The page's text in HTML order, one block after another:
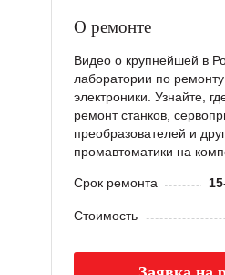
О ремонте
Видео о крупнейшей в
лаборатории по
электроники. Узнайте,
ремонт станков,
преобразователей и
промавтоматики на
Срок ремонта
Стоимость